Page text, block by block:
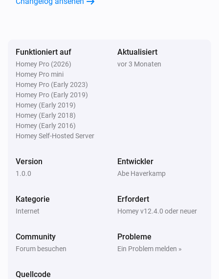
Funktioniert auf
Homey Pro (2026)
Homey Pro mini
Homey Pro (Early 2023)
Homey Pro (Early 2019)
Homey (Early 2019)
Homey (Early 2018)
Homey (Early 2016)
Homey Self-Hosted Server
Aktualisiert
vor 3 Monaten
Version
1.0.0
Entwickler
Abe Haverkamp
Kategorie
Internet
Erfordert
Homey v12.4.0 oder neuer
Community
Forum besuchen
Probleme
Ein Problem melden »
Quellcode